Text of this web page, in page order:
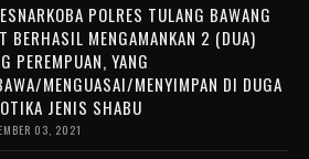
POLRES TULANG BAWANG
BERHASIL MENGAMANKAN 2 (DUA)
PEREMPUAN, YANG
MENGUASAI/MENYIMPAN DI DUGA
JENIS SHABU
03, 2021